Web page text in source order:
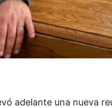
adelante una nueva